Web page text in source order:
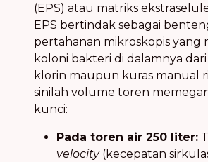
(EPS) atau matriks
EPS bertindak sebagai
pertahanan mikroskopis yang
koloni bakteri di dalamnya
klorin maupun kuras manual
sinilah volume toren
kunci:
Pada toren air 250 liter:
velocity(kecepatan